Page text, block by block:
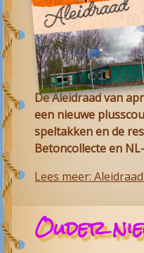
De Aleidraad van
een nieuwe
speltakken en de
Betoncollecte en
Lees meer: